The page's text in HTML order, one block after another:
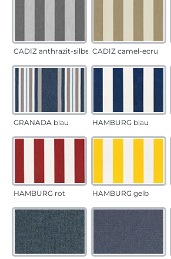
CADÍZ anthrazit-silber CADÍZ camel-ecru
GRANADA blau HAMBURG blau
HAMBURG rot HAMBURG gelb